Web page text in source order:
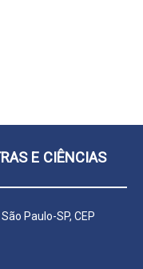
E CIÊNCIAS
Paulo-SP, CEP